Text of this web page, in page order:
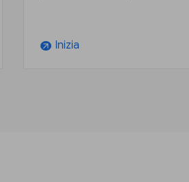
arrow_outward Inizia